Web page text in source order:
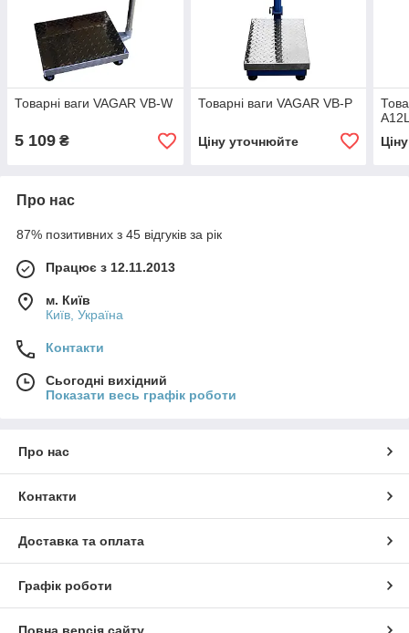
Товарні ваги VAGAR VB-W
5 109 ₴
Товарні ваги VAGAR VB-P
Ціну уточнюйте
Про нас
87% позитивних з 45 відгуків за рік
Працює з 12.11.2013
м. Київ
Київ, Україна
Контакти
Сьогодні вихідний
Показати весь графік роботи
Про нас
Контакти
Доставка та оплата
Графік роботи